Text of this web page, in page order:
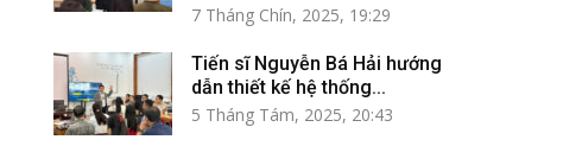
7 Tháng Chín, 2025, 19:29
Tiến sĩ Nguyễn Bá Hải hướng
dẫn thiết kế hệ thống...
5 Tháng Tám, 2025, 20:43